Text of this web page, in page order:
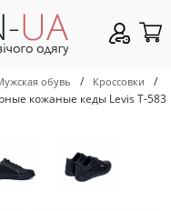
обувь / Кроссовки
/
кожаные кеды Levis Т-583